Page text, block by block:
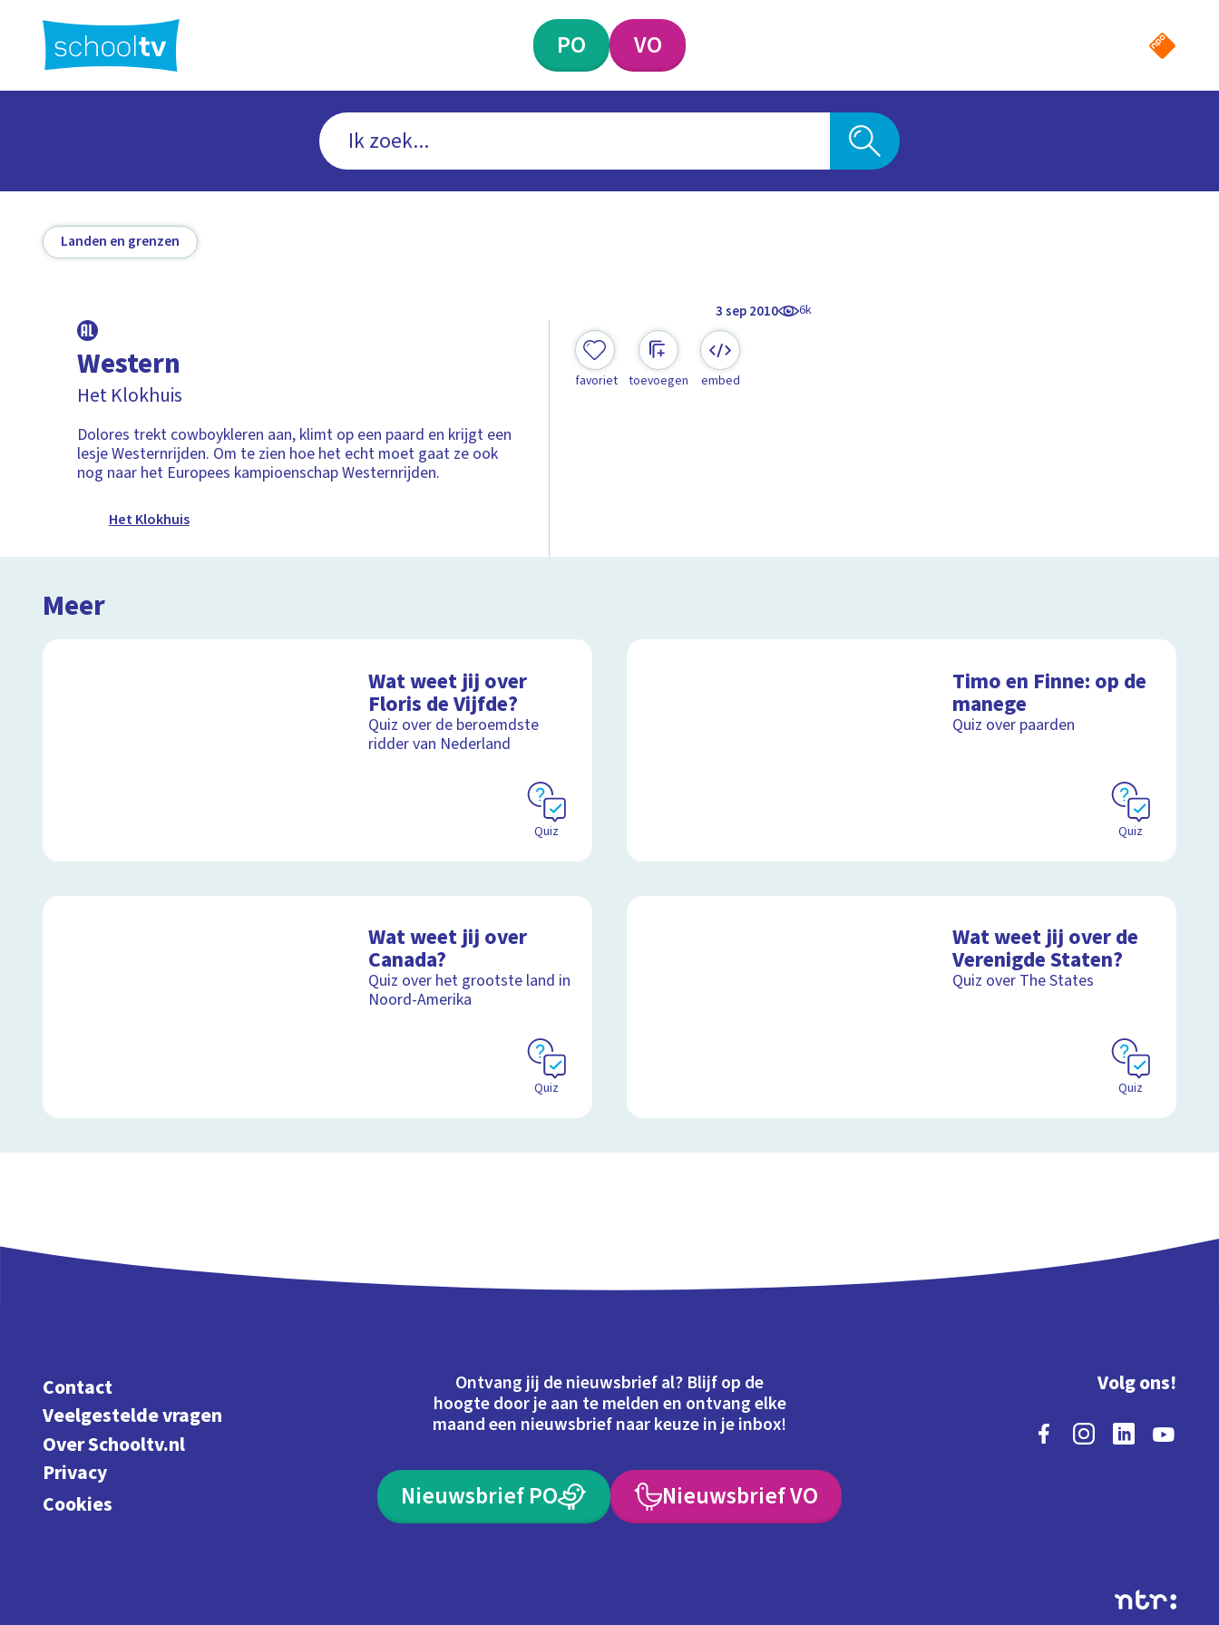
hoofdinhoud
PO VO
Landen en grenzen
3 sep 2010 6k
Western
Het Klokhuis
Dolores trekt cowboykleren aan, klimt op een paard en krijgt een
lesje Westernrijden. Om te zien hoe het echt moet gaat ze ook
nog naar het Europees kampioenschap Westernrijden.
Het Klokhuis
favoriet toevoegen embed
Meer
Wat weet jij over
Floris de Vijfde?
Quiz over de beroemdste
ridder van Nederland
Quiz
Timo en Finne: op de
manege
Quiz over paarden
Quiz
Wat weet jij over
Canada?
Quiz over het grootste land in
Noord-Amerika
Quiz
Wat weet jij over de
Verenigde Staten?
Quiz over The States
Quiz
Contact
Veelgestelde vragen
Over Schooltv.nl
Privacy
Cookies
Ontvang jij de nieuwsbrief al? Blijf op de
hoogte door je aan te melden en ontvang elke
maand een nieuwsbrief naar keuze in je inbox!
Nieuwsbrief PO Nieuwsbrief VO
Volg ons!